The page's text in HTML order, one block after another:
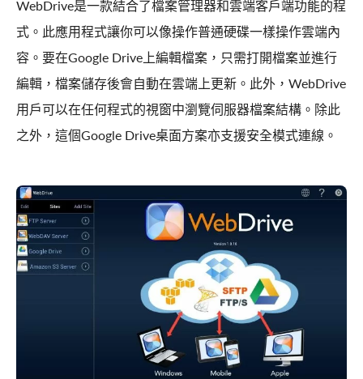
WebDrive是一款結合了檔案管理器和雲端客戶端功能的程
式。此應用程式讓你可以像操作普通硬碟一樣操作雲端內
容。要在Google Drive上編輯檔案，只需打開檔案並進行
編輯，檔案儲存後會自動在雲端上更新。此外，WebDrive
用戶可以在任何程式的視窗中瀏覽伺服器檔案結構。除此
之外，這個Google Drive桌面方案亦支援安全模式連線。